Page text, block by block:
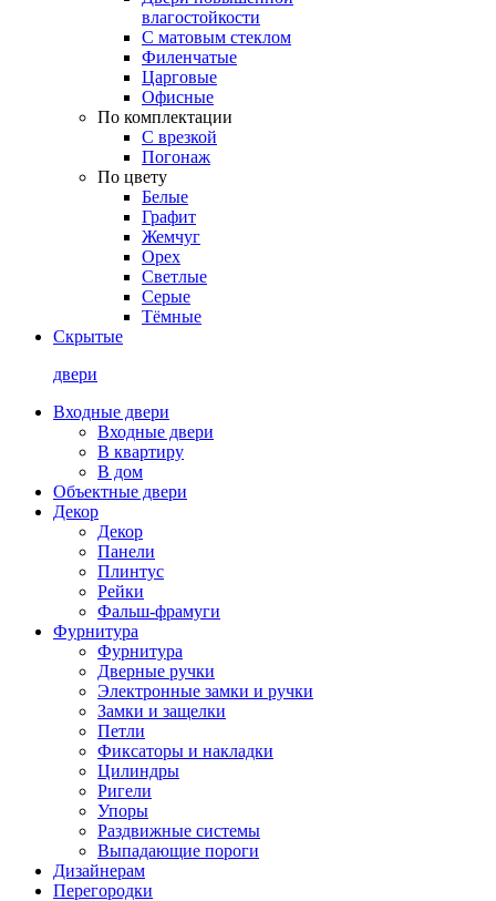
влагостойкости
С матовым стеклом
Филенчатые
Царговые
Офисные
По комплектации
С врезкой
Погонаж
По цвету
Белые
Графит
Жемчуг
Орех
Светлые
Серые
Тёмные
Скрытые
двери
Входные двери
Входные двери
В квартиру
В дом
Объектные двери
Декор
Декор
Панели
Плинтус
Рейки
Фальш-фрамуги
Фурнитура
Фурнитура
Дверные ручки
Электронные замки и ручки
Замки и защелки
Петли
Фиксаторы и накладки
Цилиндры
Ригели
Упоры
Раздвижные системы
Выпадающие пороги
Дизайнерам
Перегородки